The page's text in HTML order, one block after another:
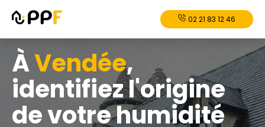
02 21 83 12 46
ÀVendée,
identifiez l'origine
de votre humidité